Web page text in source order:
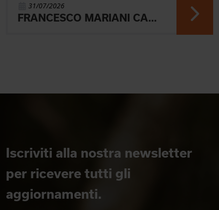
31/07/2026
FRANCESCO MARIANI CAMPIONE DEL MONDO UNIVERSITARIO NELLA SPRINT DI ORIENTEERING
Iscriviti alla nostra newsletter
per ricevere tutti gli
aggiornamenti.